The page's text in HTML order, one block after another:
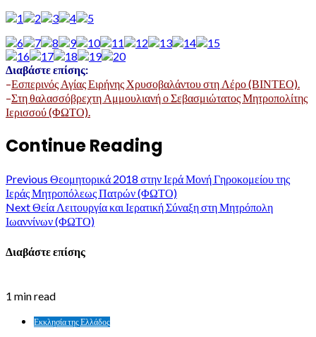
Διαβάστε επίσης:
–Εσπερινός Αγίας Ειρήνης Χρυσοβαλάντου στη Λέρο (ΒΙΝΤΕΟ).
–Στη θαλασσόβρεχτη Αμμουλιανή ο Σεβασμιώτατος Μητροπολίτης
Ιερισσού (ΦΩΤΟ).
Continue Reading
Previous Θεομητορικά 2018 στην Ιερά Μονή Γηροκομείου της
Ιεράς Μητροπόλεως Πατρών (ΦΩΤΟ)
NextΘεία Λειτουργία και Ιερατική Σύναξη στη Μητρόπολη
Ιωαννίνων (ΦΩΤΟ)
Διαβάστε επίσης
1 min read
Εκκλησία της Ελλάδος